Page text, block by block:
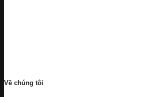
Về chúng tôi